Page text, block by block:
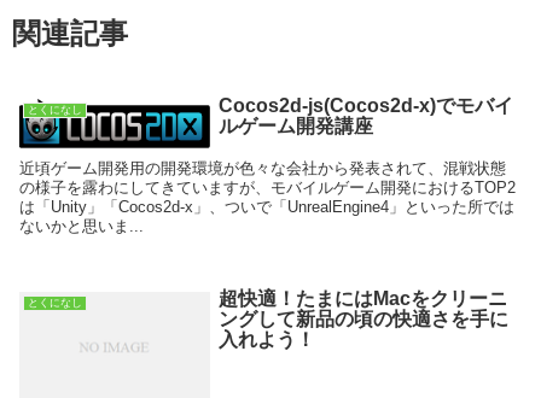
関連記事
とくになし
Cocos2d-js(Cocos2d-x)でモバイ
ルゲーム開発講座
近頃ゲーム開発用の開発環境が色々な会社から発表されて、混戦状態
の様子を露わにしてきていますが、モバイルゲーム開発におけるTOP2
は「Unity」「Cocos2d-x」、ついで「UnrealEngine4」といった所では
ないかと思いま...
とくになし
超快適！たまにはMacをクリーニ
ングして新品の頃の快適さを手に
入れよう！